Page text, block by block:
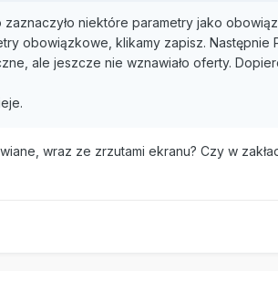
niektóre parametry jako
obowiązkowe, klikamy zapisz. Następnie
ale jeszcze nie wznawiało oferty.
wraz ze zrzutami ekranu? Czy w